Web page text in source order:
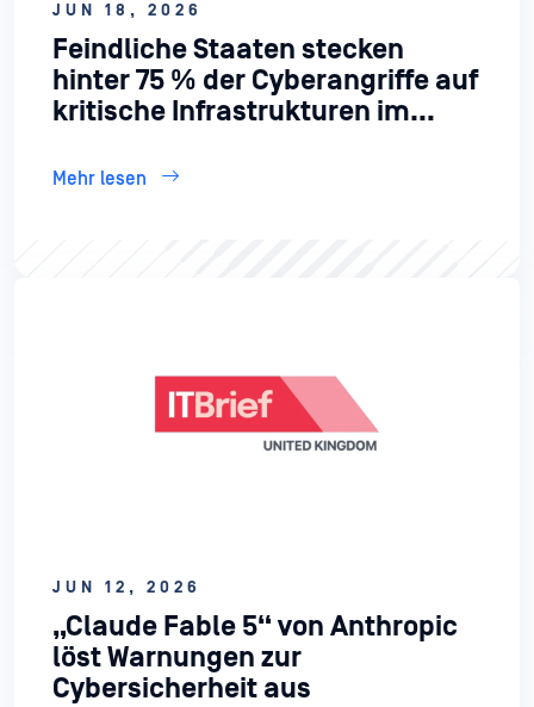
JUN 18, 2026
Feindliche Staaten stecken
hinter 75 % der Cyberangriffe auf
kritische Infrastrukturen im
das NCSC
Mehr lesen
JUN 12, 2026
„Claude Fable 5“ von Anthropic
löst Warnungen zur
Cybersicherheit aus